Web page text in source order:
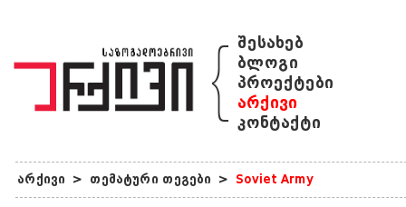
{ შესახებ
ბლოგი
პროექტები
არქივი
კონტაქტი
არქივი > თემატური თეგები > Soviet Army